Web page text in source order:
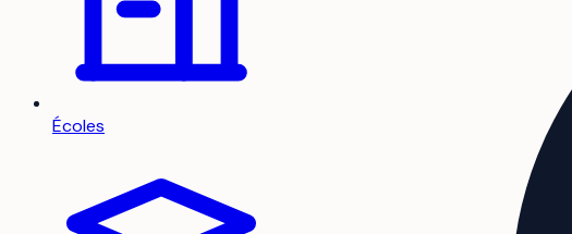
Écoles